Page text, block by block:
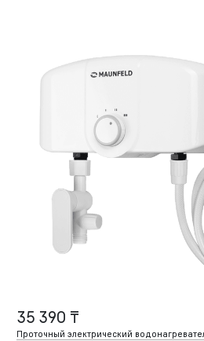
35 390 ₸
Проточный электрический